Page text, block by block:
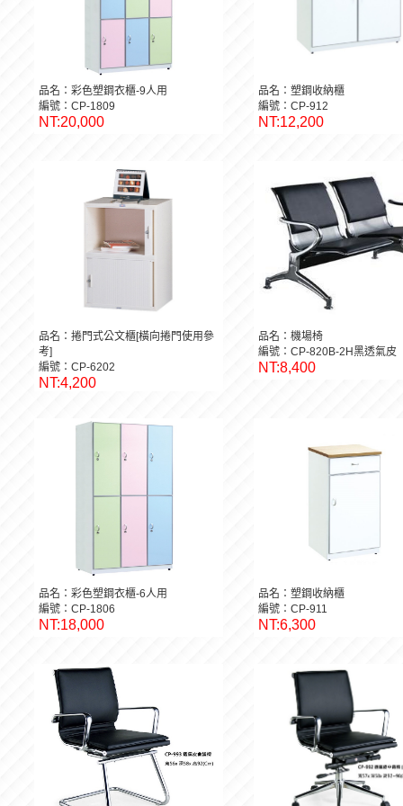
品名：彩色塑鋼衣櫃-9人用
編號：CP-1809
NT:20,000
品名：塑鋼收納櫃
編號：CP-912
NT:12,200
品名：捲門式公文櫃[橫向捲門使用參
考]
編號：CP-6202
NT:4,200
品名：機場椅
編號：CP-820B-2H黑透氣皮
NT:8,400
品名：彩色塑鋼衣櫃-6人用
編號：CP-1806
NT:18,000
品名：塑鋼收納櫃
編號：CP-911
NT:6,300